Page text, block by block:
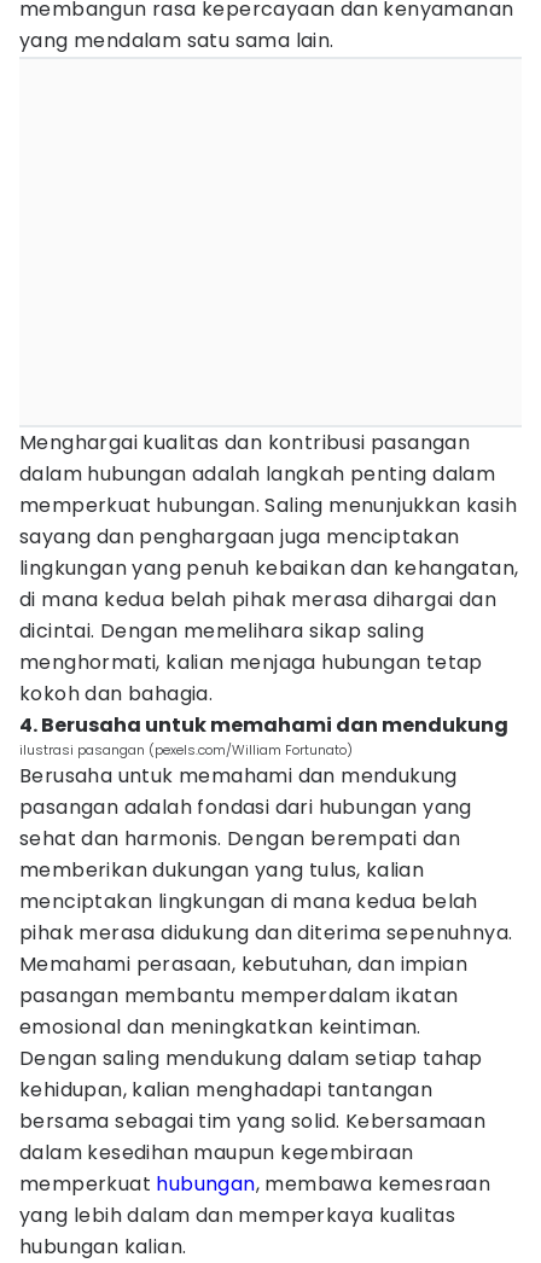
membangun rasa kepercayaan dan kenyamanan
yang mendalam satu sama lain.
Menghargai kualitas dan kontribusi pasangan
dalam hubungan adalah langkah penting dalam
memperkuat hubungan. Saling menunjukkan kasih
sayang dan penghargaan juga menciptakan
lingkungan yang penuh kebaikan dan kehangatan,
di mana kedua belah pihak merasa dihargai dan
dicintai. Dengan memelihara sikap saling
menghormati, kalian menjaga hubungan tetap
kokoh dan bahagia.
4. Berusaha untuk memahami dan mendukung
ilustrasi pasangan (pexels.com/William Fortunato)
Berusaha untuk memahami dan mendukung
pasangan adalah fondasi dari hubungan yang
sehat dan harmonis. Dengan berempati dan
memberikan dukungan yang tulus, kalian
menciptakan lingkungan di mana kedua belah
pihak merasa didukung dan diterima sepenuhnya.
Memahami perasaan, kebutuhan, dan impian
pasangan membantu memperdalam ikatan
emosional dan meningkatkan keintiman.
Dengan saling mendukung dalam setiap tahap
kehidupan, kalian menghadapi tantangan
bersama sebagai tim yang solid. Kebersamaan
dalam kesedihan maupun kegembiraan
memperkuat hubungan, membawa kemesraan
yang lebih dalam dan memperkaya kualitas
hubungan kalian.